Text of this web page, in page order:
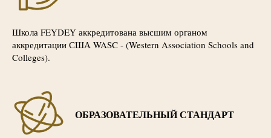
Школа FEYDEY аккредитована высшим органом
аккредитации США WASC - (Western Association Schools and
Colleges).
ОБРАЗОВАТЕЛЬНЫЙ СТАНДАРТ